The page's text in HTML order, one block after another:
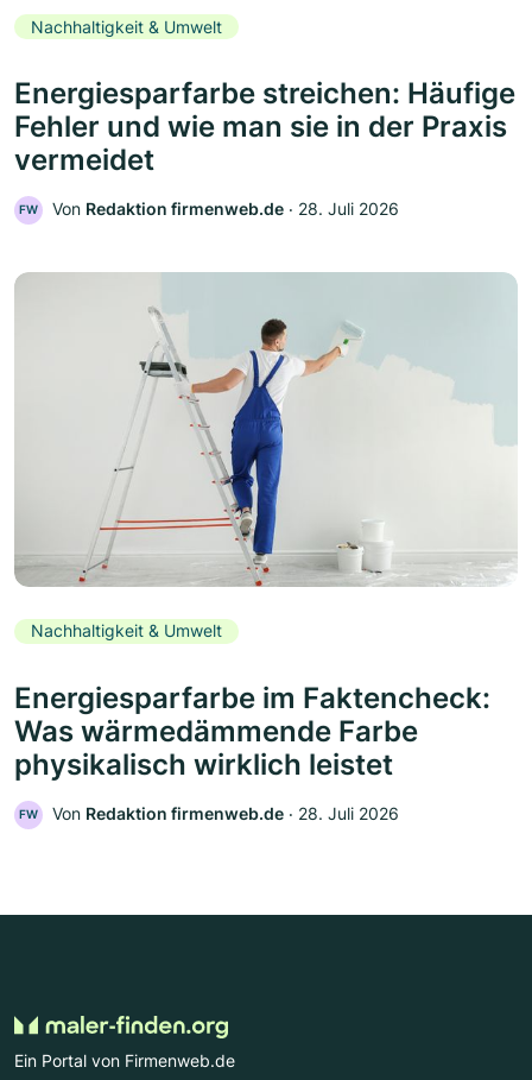
Nachhaltigkeit & Umwelt
Energiesparfarbe streichen: Häufige
Fehler und wie man sie in der Praxis
vermeidet
FW Von Redaktion firmenweb.de ‧ 28. Juli 2026
Nachhaltigkeit & Umwelt
Energiesparfarbe im Faktencheck:
Was wärmedämmende Farbe
physikalisch wirklich leistet
FW Von Redaktion firmenweb.de ‧ 28. Juli 2026
Ein Portal von Firmenweb.de